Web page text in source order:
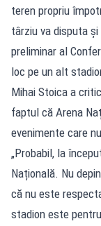
teren propriu
târziu va disputa
preliminar al
loc pe un alt
Mihai Stoica a
faptul că Arena
evenimente care
„Probabil, la
Națională. Nu
că nu este
stadion este